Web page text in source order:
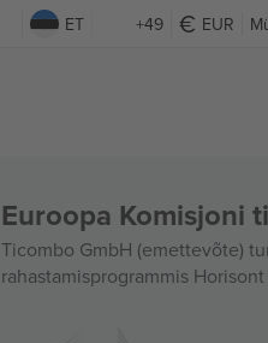
ET +49 EUR
Euroopa Komisjoni
Ticombo GmbH (emettevõte)
rahastamisprogrammis